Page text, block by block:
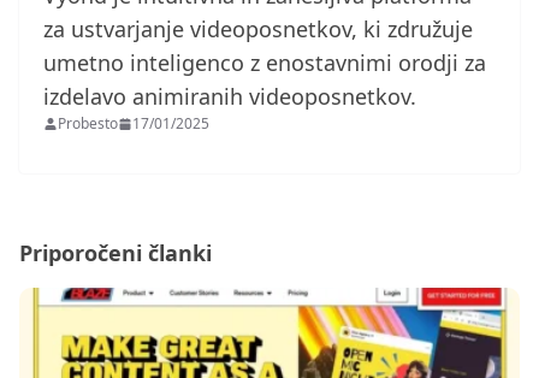
za ustvarjanje videoposnetkov, ki združuje
umetno inteligenco z enostavnimi orodji za
izdelavo animiranih videoposnetkov.
Probesto 17/01/2025
Priporočeni članki